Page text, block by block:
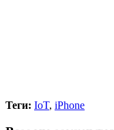
Теги: IoT, iPhone